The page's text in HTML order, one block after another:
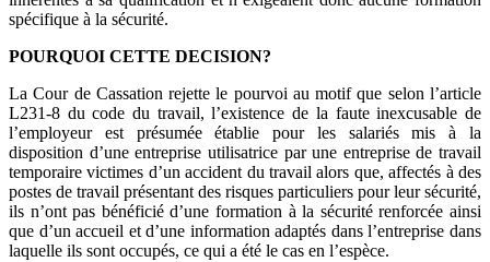
spécifique à la sécurité.
POURQUOI CETTE DECISION?
La Cour de Cassation rejette le pourvoi au motif que selon l’article
L231-8 du code du travail, l’existence de la faute inexcusable de
l’employeur est présumée établie pour les salariés mis à la
disposition d’une entreprise utilisatrice par une entreprise de travail
temporaire victimes d’un accident du travail alors que, affectés à des
postes de travail présentant des risques particuliers pour leur sécurité,
ils n’ont pas bénéficié d’une formation à la sécurité renforcée ainsi
que d’un accueil et d’une information adaptés dans l’entreprise dans
laquelle ils sont occupés, ce qui a été le cas en l’espèce.